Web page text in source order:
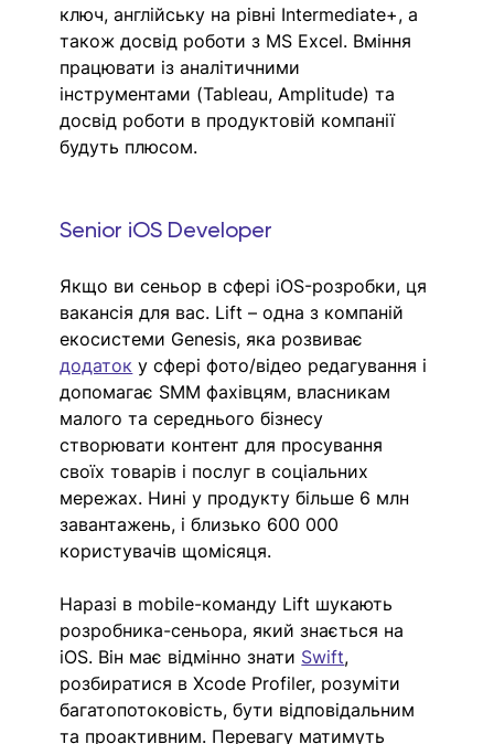
ключ, англійську на рівні Intermediate+, а
також досвід роботи з MS Excel. Вміння
працювати із аналітичними
інструментами (Tableau, Amplitude) та
досвід роботи в продуктовій компанії
будуть плюсом.
Senior iOS Developer
Якщо ви сеньор в сфері iOS-розробки, ця
вакансія для вас. Lift – одна з компаній
екосистеми Genesis, яка розвиває
додаток у сфері фото/відео редагування і
допомагає SMM фахівцям, власникам
малого та середнього бізнесу
створювати контент для просування
своїх товарів і послуг в соціальних
мережах. Нині у продукту більше 6 млн
завантажень, і близько 600 000
користувачів щомісяця.
Наразі в mobile-команду Lift шукають
розробника-сеньора, який знається на
iOS. Він має відмінно знати Swift,
розбиратися в Xcode Profiler, розуміти
багатопотоковість, бути відповідальним
та проактивним. Перевагу матимуть